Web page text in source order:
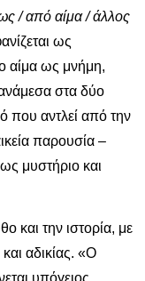
/ από αίμα / άλλος
ως
αίμα ως μνήμη,
στα δύο
που αντλεί από την
παρουσία –
μυστήριο και
και την ιστορία, με
αδικίας. «Ο